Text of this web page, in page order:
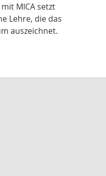
MICA setzt
Lehre, die das
auszeichnet.